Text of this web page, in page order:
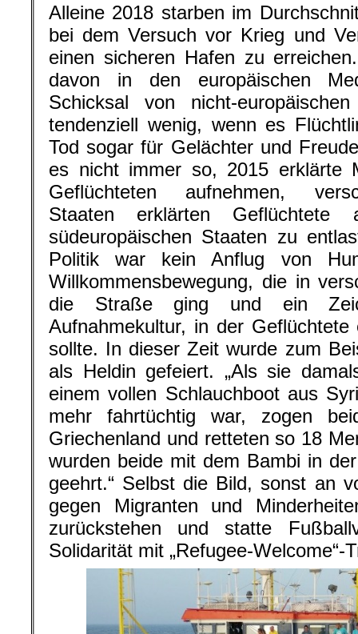
Alleine 2018 starben im
bei dem Versuch vor Krieg und
einen sicheren Hafen zu
davon in den europäischen
Schicksal von nicht-
tendenziell wenig, wenn es
Tod sogar für Gelächter und
es nicht immer so, 2015 erklärte
Geflüchteten aufnehmen,
Staaten erklärten Geflüchtete
südeuropäischen Staaten zu
Politik war kein Anflug von
Willkommensbewegung, die in
die Straße ging und ein
Aufnahmekultur, in der
sollte. In dieser Zeit wurde zum
als Heldin gefeiert. „Als sie
einem vollen Schlauchboot aus
mehr fahrtüchtig war, zogen
Griechenland und retteten so 18
wurden beide mit dem Bambi in
geehrt.“ Selbst die Bild, sonst an
gegen Migranten und
zurückstehen und statte
Solidarität mit „Refugee-Welcome“-